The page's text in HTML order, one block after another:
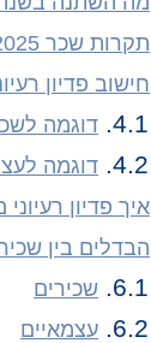
תקרות שכר 2025 והשפעתן על ההפקדות
חישוב פדיון
דוגמה
דוגמה
איך פדיון
הבדלים בין
שכירים
עצמאיים